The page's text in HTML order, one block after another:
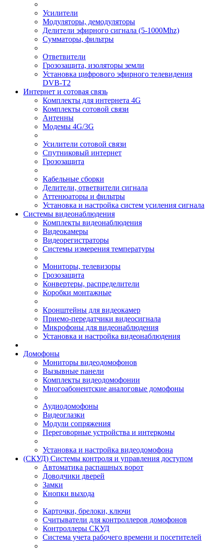
Усилители
Модуляторы, демодуляторы
Делители эфирного сигнала (5-1000Mhz)
Сумматоры, фильтры
Ответвители
Грозозащита, изоляторы земли
Установка цифрового эфирного телевидения
DVB-T2
Интернет и сотовая связь
Комплекты для интернета 4G
Комплекты сотовой связи
Антенны
Модемы 4G/3G
Усилители сотовой связи
Спутниковый интернет
Грозозащита
Кабельные сборки
Делители, ответвители сигнала
Аттенюаторы и фильтры
Установка и настройка систем усиления сигнала
Системы видеонаблюдения
Комплекты видеонаблюдения
Видеокамеры
Видеорегистраторы
Системы измерения температуры
Мониторы, телевизоры
Грозозащита
Конвертеры, распределители
Коробки монтажные
Кронштейны для видеокамер
Приемо-передатчики видеосигнала
Микрофоны для видеонаблюдения
Установка и настройка видеонаблюдения
Домофоны
Мониторы видеодомофонов
Вызывные панели
Комплекты видеодомофонии
Многоабонентские аналоговые домофоны
Аудиодомофоны
Видеоглазки
Модули сопряжения
Переговорные устройства и интеркомы
Установка и настройка видеодомофона
(СКУД) Системы контроля и управления доступом
Автоматика распашных ворот
Доводчики дверей
Замки
Кнопки выхода
Карточки, брелоки, ключи
Считыватели для контроллеров домофонов
Контроллеры СКУД
Система учета рабочего времени и посетителей